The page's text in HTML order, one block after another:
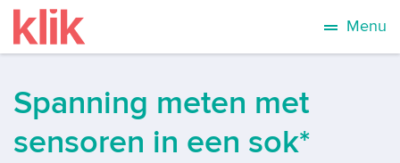
Menu
Spanning meten met
sensoren in een sok*